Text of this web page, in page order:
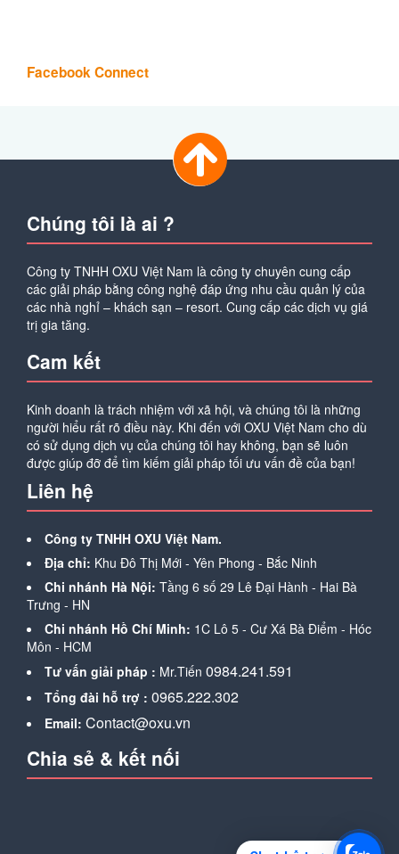
trị gia tăng.
Kinh doanh là trách nhiệm với xã hội, và chúng tôi là những
người hiểu rất rõ điều này. Khi đến với OXU Việt Nam cho dù
có sử dụng dịch vụ của chúng tôi hay không, bạn sẽ luôn
Liên hệ
Công ty TNHH OXU Việt Nam.
Địa chỉ:Khu Đô Thị Mới - Yên Phong - Bắc Ninh
Chi nhánh Hà Nội:
Chi nhánh Hồ Chí Minh:
Môn - HCM
Tư vấn giải pháp :Mr.Tiến0984.241.591
Tổng đài hỗ trợ : 0965.222.302
Email: Contact@oxu.vn
Chia sẻ & kết nối